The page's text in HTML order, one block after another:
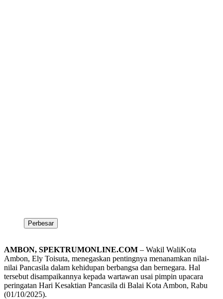
Perbesar
AMBON, SPEKTRUMONLINE.COM – Wakil WaliKota
Ambon, Ely Toisuta, menegaskan pentingnya menanamkan nilai-
nilai Pancasila dalam kehidupan berbangsa dan bernegara. Hal
tersebut disampaikannya kepada wartawan usai pimpin upacara
peringatan Hari Kesaktian Pancasila di Balai Kota Ambon, Rabu
(01/10/2025).